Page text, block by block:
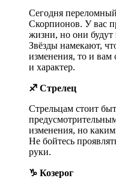
Сегодня
Скорпионов. У вас
жизни, но они
Звёзды намекают,
изменения, то и вам
и характер.
♐ Стрелец
Стрельцам стоит
изменения, но
Не бойтесь
руки.
♑ Козерог